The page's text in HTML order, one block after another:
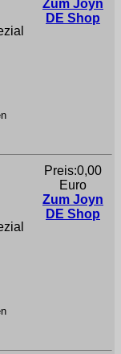
Zum Joyn
DE Shop
Preis:0,00
Euro
Zum Joyn
DE Shop